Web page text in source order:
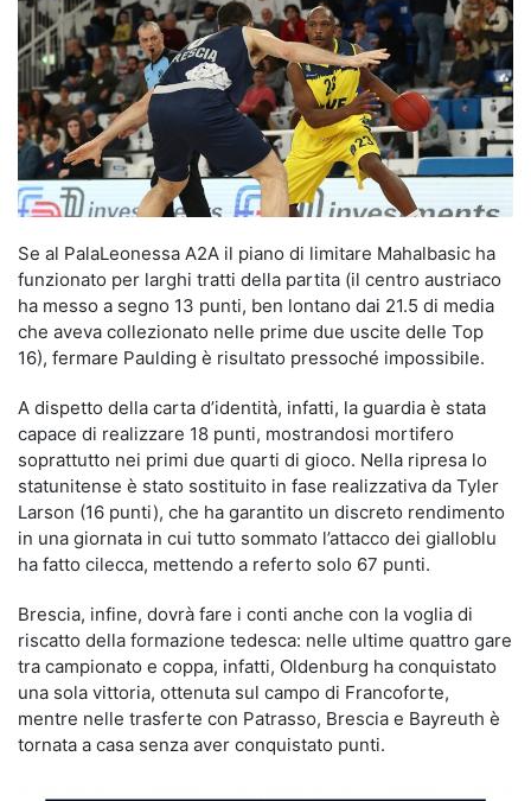
Se al PalaLeonessa A2A il piano di limitare Mahalbasic ha
funzionato per larghi tratti della partita (il centro austriaco
ha messo a segno 13 punti, ben lontano dai 21.5 di media
che aveva collezionato nelle prime due uscite delle Top
16), fermare Paulding è risultato pressoché impossibile.
A dispetto della carta d’identità, infatti, la guardia è stata
capace di realizzare 18 punti, mostrandosi mortifero
soprattutto nei primi due quarti di gioco. Nella ripresa lo
statunitense è stato sostituito in fase realizzativa da Tyler
Larson (16 punti), che ha garantito un discreto rendimento
in una giornata in cui tutto sommato l’attacco dei gialloblu
ha fatto cilecca, mettendo a referto solo 67 punti.
Brescia, infine, dovrà fare i conti anche con la voglia di
riscatto della formazione tedesca: nelle ultime quattro gare
tra campionato e coppa, infatti, Oldenburg ha conquistato
una sola vittoria, ottenuta sul campo di Francoforte,
mentre nelle trasferte con Patrasso, Brescia e Bayreuth è
tornata a casa senza aver conquistato punti.